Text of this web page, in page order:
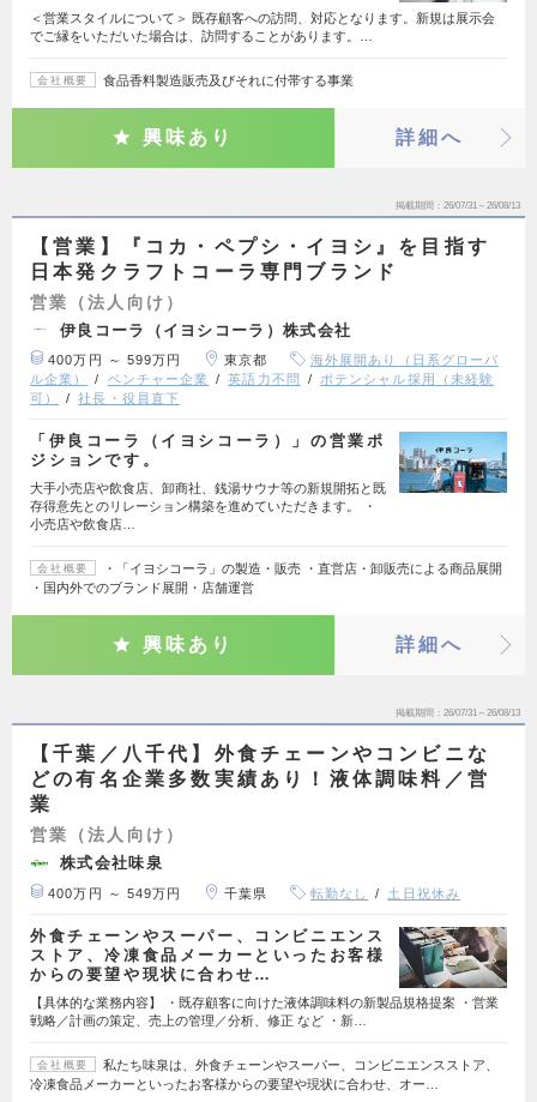
＜営業スタイルについて＞ 既存顧客への訪問、対応となります。新規は展示会
でご縁をいただいた場合は、訪問することがあります。…
会社概要 食品香料製造販売及びそれに付帯する事業
興味あり 詳細へ
掲載期間 26/07/31～26/08/13
【営業】『コカ・ペプシ・イヨシ』を目指す
日本発クラフトコーラ専門ブランド
営業（法人向け）
伊良コーラ（イヨシコーラ）株式会社
400万円 ～ 599万円 東京都
海外展開あり（日系グローバ
ル企業）
ベンチャー企業 英語力不問
ポテンシャル採用（未経験
可）
社長・役員直下
「伊良コーラ（イヨシコーラ）」の営業ポ
ジションです。
大手小売店や飲食店、卸商社、銭湯サウナ等の新規開拓と既
存得意先とのリレーション構築を進めていただきます。 ・
小売店や飲食店…
会社概要
・「イヨシコーラ」の製造・販売 ・直営店・卸販売による商品展開
・国内外でのブランド展開・店舗運営
興味あり 詳細へ
掲載期間 26/07/31～26/08/13
【千葉／八千代】外食チェーンやコンビニな
どの有名企業多数実績あり！液体調味料／営
業
営業（法人向け）
株式会社味泉
400万円 ～ 549万円 千葉県 転勤なし 土日祝休み
外食チェーンやスーパー、コンビニエンス
ストア、冷凍食品メーカーといったお客様
からの要望や現状に合わせ…
【具体的な業務内容】 ・既存顧客に向けた液体調味料の新製品規格提案 ・営業
戦略／計画の策定、売上の管理／分析、修正 など ・新…
会社概要
私たち味泉は、外食チェーンやスーパー、コンビニエンスストア、
冷凍食品メーカーといったお客様からの要望や現状に合わせ、オー…